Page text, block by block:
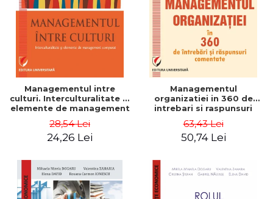
Managementul intre
culturi. Interculturalitate si
elemente de management
Dumitrascu
28,54 Lei
24,26 Lei
Managementul
organizatiei in 360 de
intrebari si raspunsuri
63,43 Lei
50,74 Lei